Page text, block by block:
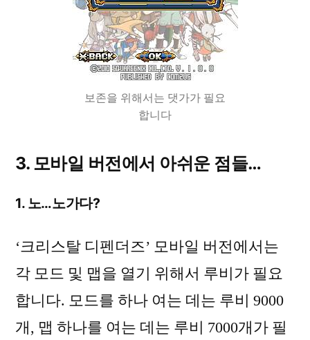
보존을 위해서는 댓가가 필요
합니다
3. 모바일 버전에서 아쉬운 점들…
1. 노…노가다?
‘크리스탈 디펜더즈’ 모바일 버전에서는
각 모드 및 맵을 열기 위해서 루비가 필요
합니다. 모드를 하나 여는 데는 루비 9000
개, 맵 하나를 여는 데는 루비 7000개가 필